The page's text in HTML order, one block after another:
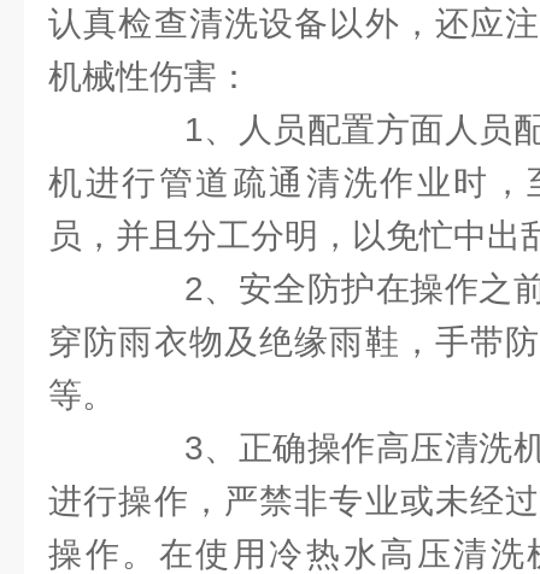
认真检查清洗设备以外，还应
机械性伤害：
1、人员配置方面人员配
机进行管道疏通清洗作业时，
员，并且分工分明，以免忙中出
2、安全防护在操作之前
穿防雨衣物及绝缘雨鞋，手带
等。
3、正确操作高压清洗机
进行操作，严禁非专业或未经
操作。在使用冷热水高压清洗